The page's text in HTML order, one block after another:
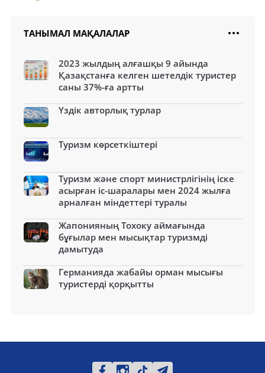
ТАНЫМАЛ МАҚАЛАЛАР
2023 жылдың алғашқы 9 айында
Қазақстанға келген шетелдік туристер
саны 37%-ға артты
Үздік авторлық турлар
Туризм көрсеткіштері
Туризм және спорт министрлігінің іске
асырған іс-шаралары мен 2024 жылға
арналған міндеттері туралы
Жапонияның Тохоку аймағында
бұғылар мен мысықтар туризмді
дамытуда
Германияда жабайы орман мысығы
туристерді қорқытты